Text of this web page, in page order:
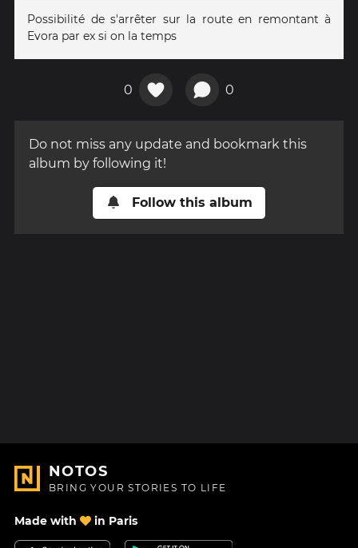
Possibilité de s'arrêter sur la route en remontant à
Evora par ex si on la temps
0 0
Do not miss any update and bookmark this
album by following it!
Follow this album
NOTOS
BRING YOUR STORIES TO LIFE
Made with in Paris